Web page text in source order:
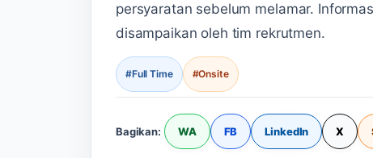
persyaratan sebelum melamar.
disampaikan oleh tim rekrutmen.
#Full Time #Onsite
Bagikan: WA FB LinkedIn X